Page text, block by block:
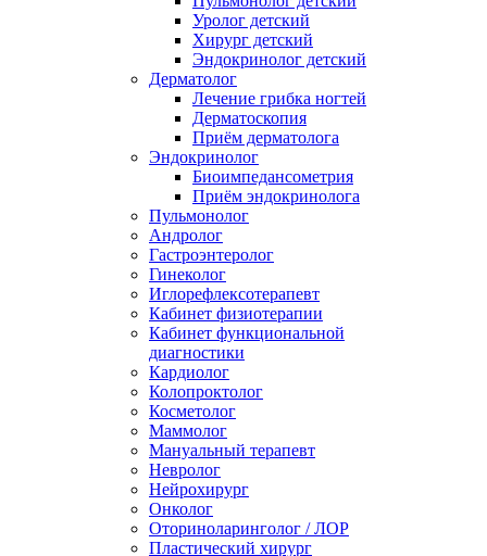
Уролог детский
Хирург детский
Эндокринолог детский
Дерматолог
Лечение грибка ногтей
Дерматоскопия
Приём дерматолога
Эндокринолог
Биоимпедансометрия
Приём эндокринолога
Пульмонолог
Андролог
Гастроэнтеролог
Гинеколог
Иглорефлексотерапевт
Кабинет физиотерапии
Кабинет функциональной
диагностики
Кардиолог
Колопроктолог
Косметолог
Маммолог
Мануальный терапевт
Невролог
Нейрохирург
Онколог
Оториноларинголог / ЛОР
Пластический хирург